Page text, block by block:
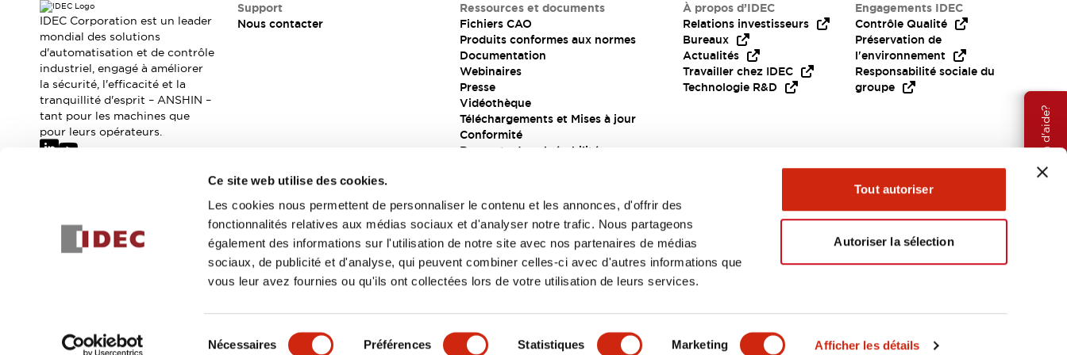
Ce site web utilise des cookies.
Les cookies nous permettent de personnaliser le contenu et les annonces, d'offrir des
fonctionnalités relatives aux médias sociaux et d'analyser notre trafic. Nous partageons
également des informations sur l'utilisation de notre site avec nos partenaires de médias
sociaux, de publicité et d'analyse, qui peuvent combiner celles-ci avec d'autres informations que
vous leur avez fournies ou qu'ils ont collectées lors de votre utilisation de leurs services.
Nécessaires Préférences Statistiques Marketing Afficher les détails
Tout autoriser
Autoriser la sélection
Où acheter
Distributeurs en ligne
Besoin d'aide?
DÉTAILS DU PRODUIT CARACTÉRISTIQUES CLÉS SPÉCIFICATIONS DOCUMENTS ET FICHIERS
IDEC Corporation est un leader
mondial des solutions
d'automatisation et de contrôle
industriel, engagé à améliorer
la sécurité, l'efficacité et la
tranquillité d'esprit – ANSHIN –
tant pour les machines que
pour leurs opérateurs.
Support
Nous contacter
Ressources et documents
Fichiers CAO
Produits conformes aux normes
Documentation
Webinaires
Presse
Vidéothèque
Téléchargements et Mises à jour
Conformité
Rapports de vulnérabilité
À propos d’IDEC
Relations investisseurs
Bureaux
Actualités
Travailler chez IDEC
Technologie R&D
Engagements IDEC
Contrôle Qualité
Préservation de
l'environnement
Responsabilité sociale du
groupe
Inscrivez-vous
Politique de confidentialitéConditions générales EMEA